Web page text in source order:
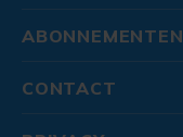
ABONNEMENTEN
CONTACT